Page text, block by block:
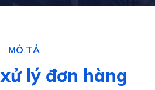
MÔ TẢ
xử lý đơn hàng